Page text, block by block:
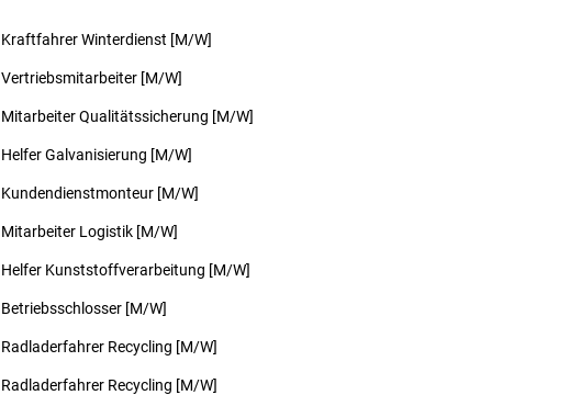
Kraftfahrer Winterdienst [M/W]
Vertriebsmitarbeiter [M/W]
Mitarbeiter Qualitätssicherung [M/W]
Helfer Galvanisierung [M/W]
Kundendienstmonteur [M/W]
Mitarbeiter Logistik [M/W]
Helfer Kunststoffverarbeitung [M/W]
Betriebsschlosser [M/W]
Radladerfahrer Recycling [M/W]
Radladerfahrer Recycling [M/W]